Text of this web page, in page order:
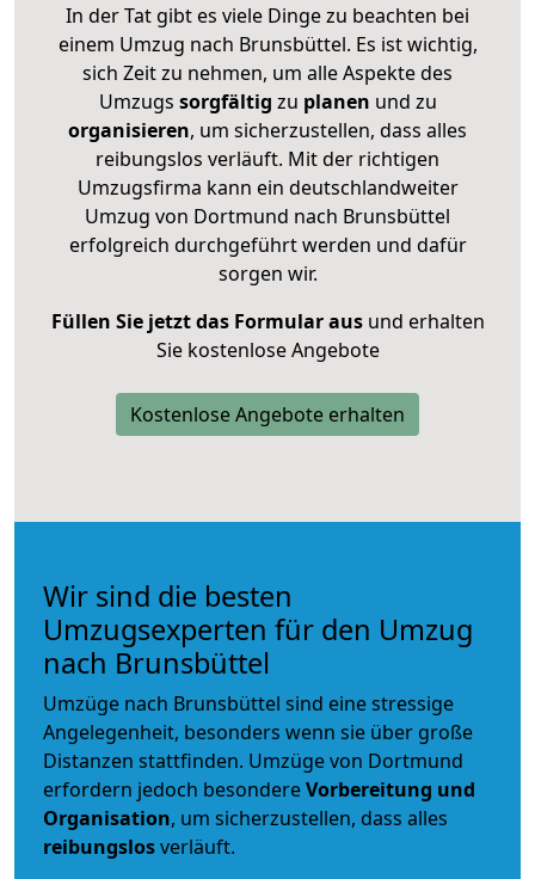
In der Tat gibt es viele Dinge zu beachten bei
einem Umzug nach Brunsbüttel. Es ist wichtig,
sich Zeit zu nehmen, um alle Aspekte des
Umzugs sorgfältig zu planen und zu
organisieren, um sicherzustellen, dass alles
reibungslos verläuft. Mit der richtigen
Umzugsfirma kann ein deutschlandweiter
Umzug von Dortmund nach Brunsbüttel
erfolgreich durchgeführt werden und dafür
sorgen wir.
Füllen Sie jetzt das Formular ausund erhalten
Sie kostenlose Angebote
Kostenlose Angebote erhalten
Wir sind die besten
Umzugsexperten für den Umzug
nach Brunsbüttel
Umzüge nach Brunsbüttel sind eine stressige
Angelegenheit, besonders wenn sie über große
Distanzen stattfinden. Umzüge von Dortmund
erfordern jedoch besondereVorbereitung und
Organisation, um sicherzustellen, dass alles
reibungslosverläuft.